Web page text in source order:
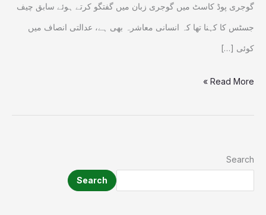
گوجری پوڈ کاسٹ میں گوجری زبان میں گفتگو کرتے ہوئے سابق چیف
جسٹس کا کہنا تھا کہ انسانی معاشرہ بھی ہے، عدالتی انصاف میں
کوئی […]
Read More »
Search
Search